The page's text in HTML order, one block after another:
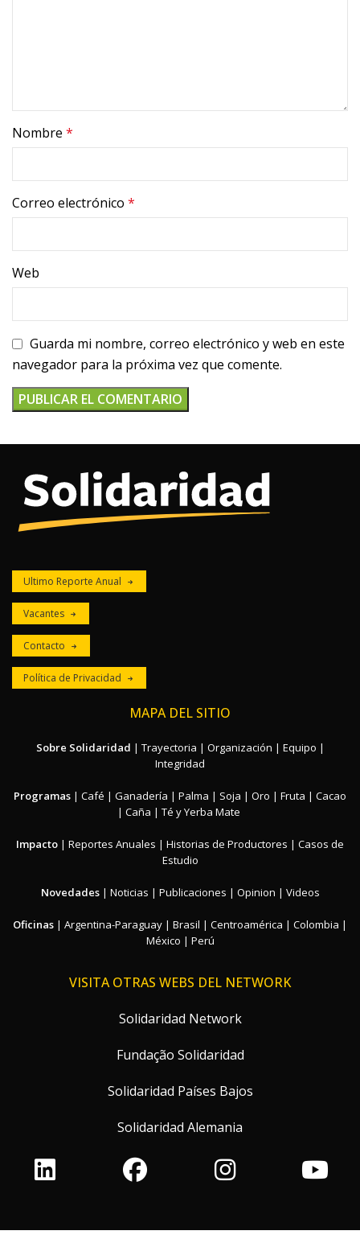
Nombre *
Correo electrónico *
Web
Guarda mi nombre, correo electrónico y web en este
navegador para la próxima vez que comente.
Ultimo Reporte Anual
Vacantes
Contacto
Política de Privacidad
MAPA DEL SITIO
Sobre Solidaridad | Trayectoria | Organización | Equipo |
Integridad
Programas | Café | Ganadería | Palma | Soja | Oro | Fruta | Cacao
| Caña | Té y Yerba Mate
Impacto | Reportes Anuales | Historias de Productores | Casos de
Estudio
Novedades| Noticias | Publicaciones | Opinion | Videos
Oficinas | Argentina-Paraguay | Brasil | Centroamérica | Colombia |
México | Perú
VISITA OTRAS WEBS DEL NETWORK
Solidaridad Network
Fundação Solidaridad
Solidaridad Países Bajos
Solidaridad Alemania